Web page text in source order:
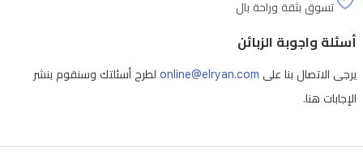
الأخرى.
يأتي
بواجهة
HyperOS
تسوق بثقة وراحة بال
أسئلة واجوبة الزبائن
يرجى الاتصال بنا على online@elryan.com لطرح أسئلتك وسنقوم بنشر
الإجابات هنا.